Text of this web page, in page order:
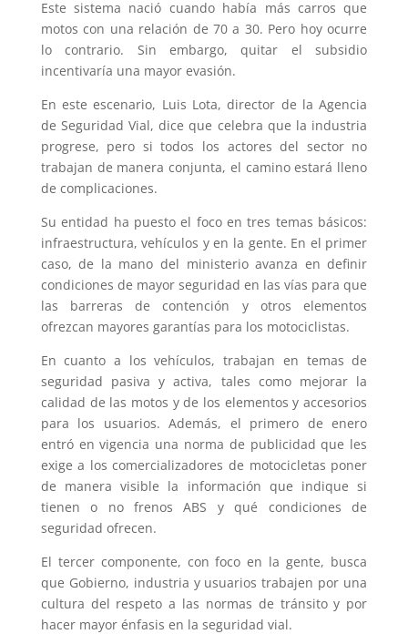
Este sistema nació cuando había más carros que
motos con una relación de 70 a 30. Pero hoy ocurre
lo contrario. Sin embargo, quitar el subsidio
incentivaría una mayor evasión.
En este escenario, Luis Lota, director de la Agencia
de Seguridad Vial, dice que celebra que la industria
progrese, pero si todos los actores del sector no
trabajan de manera conjunta, el camino estará lleno
de complicaciones.
Su entidad ha puesto el foco en tres temas básicos:
infraestructura, vehículos y en la gente. En el primer
caso, de la mano del ministerio avanza en definir
condiciones de mayor seguridad en las vías para que
las barreras de contención y otros elementos
ofrezcan mayores garantías para los motociclistas.
En cuanto a los vehículos, trabajan en temas de
seguridad pasiva y activa, tales como mejorar la
calidad de las motos y de los elementos y accesorios
para los usuarios. Además, el primero de enero
entró en vigencia una norma de publicidad que les
exige a los comercializadores de motocicletas poner
de manera visible la información que indique si
tienen o no frenos ABS y qué condiciones de
seguridad ofrecen.
El tercer componente, con foco en la gente, busca
que Gobierno, industria y usuarios trabajen por una
cultura del respeto a las normas de tránsito y por
hacer mayor énfasis en la seguridad vial.